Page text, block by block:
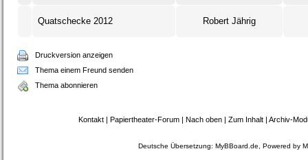
Quatschecke 2012 Robert Jährig
Druckversion anzeigen
Thema einem Freund senden
Thema abonnieren
Kontakt | Papiertheater-Forum | Nach oben | Zum Inhalt | Archiv-
Deutsche Übersetzung: MyBBoard.de , Powered by